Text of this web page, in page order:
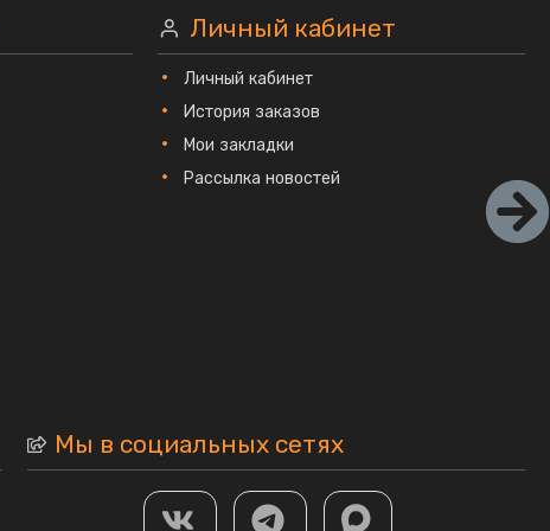
Личный кабинет
Личный кабинет
История заказов
Мои закладки
Рассылка новостей
Мы в социальных сетях